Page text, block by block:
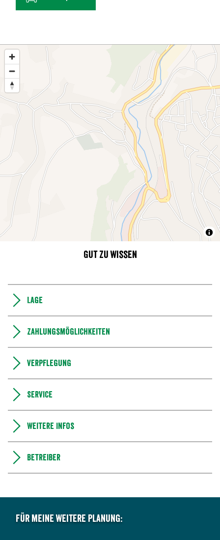
Gut zu wissen
Lage
Zahlungsmöglichkeiten
Verpflegung
Service
Weitere Infos
Betreiber
Für meine weitere Planung: